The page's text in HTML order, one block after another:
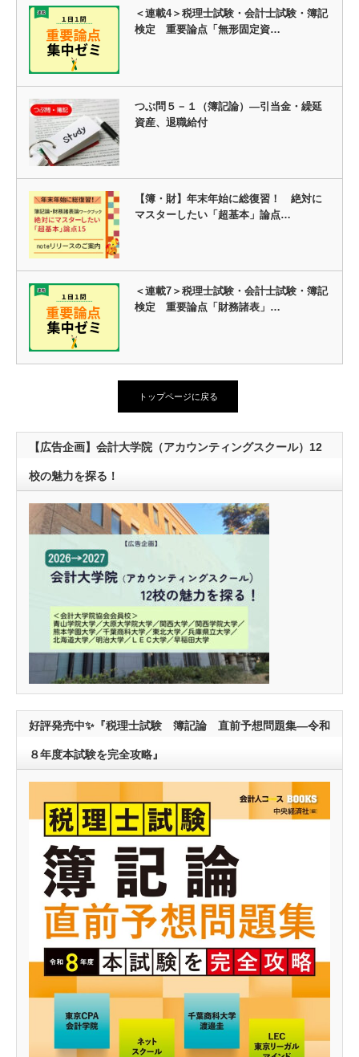
＜連載4＞税理士試験・会計士試験・簿記
検定 重要論点「無形固定資…
つぶ問５－１（簿記論）―引当金・繰延
資産、退職給付
【簿・財】年末年始に総復習！ 絶対に
マスターしたい「超基本」論点…
＜連載7＞税理士試験・会計士試験・簿記
検定 重要論点「財務諸表」…
トップページに戻る
【広告企画】会計大学院（アカウンティングスクール）12
校の魅力を探る！
好評発売中✨『税理士試験 簿記論 直前予想問題集―令和
８年度本試験を完全攻略』